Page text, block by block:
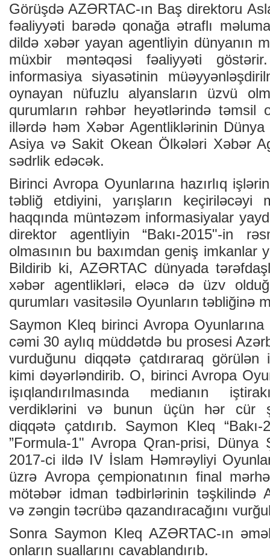
Görüşdə AZƏRTAC-ın Baş direktoru
fəaliyyəti barədə qonağa ətraflı
dildə xəbər yayan agentliyin dünyanın
müxbir məntəqəsi fəaliyyəti
informasiya siyasətinin
oynayan nüfuzlu alyansların üzvü
qurumların rəhbər heyətlərində təmsil
illərdə həm Xəbər Agentliklərinin
Asiya və Sakit Okean Ölkələri Xəbər
sədrlik edəcək.
Birinci Avropa Oyunlarına hazırlıq
təbliğ etdiyini, yarışların keçiriləcəyi
haqqında müntəzəm informasiyalar
direktor agentliyin “Bakı-2015"-in
olmasının bu baxımdan geniş imkanlar
Bildirib ki, AZƏRTAC dünyada
xəbər agentlikləri, eləcə də üzv
qurumları vasitəsilə Oyunların təbliğinə
Saymon Kleq birinci Avropa Oyunlarına
cəmi 30 aylıq müddətdə bu prosesi
vurduğunu diqqətə çatdıraraq
kimi dəyərləndirib. O, birinci Avropa
işıqlandırılmasında medianın
verdiklərini və bunun üçün hər cür
diqqətə çatdırıb. Saymon Kleq
”Formula-1" Avropa Qran-prisi, Dünya
2017-ci ildə IV İslam Həmrəyliyi
üzrə Avropa çempionatının final
mötəbər idman tədbirlərinin təşkilində
və zəngin təcrübə qazandıracağını
Sonra Saymon Kleq AZƏRTAC-ın
onların suallarını cavablandırıb.